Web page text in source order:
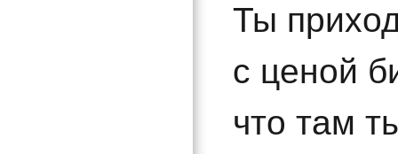
Ты
с ценой
что там